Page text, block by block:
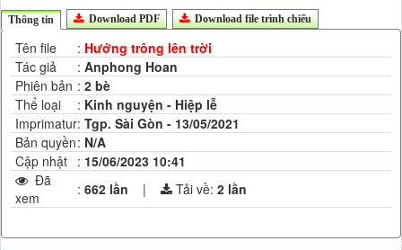
Thông tin Download PDF Download file trình chiếu
Tên file : Hướng trông lên trời
Tác giả
: Anphong Hoan
Phiên bản : 2 bè
Thể loại
: Kinh nguyện - Hiệp lễ
Imprimatur: Tgp. Sài Gòn - 13/05/2021
Bản quyền: N/A
Cập nhật : 15/06/2023 10:41
Đã
xem
: 662 lần | Tải về: 2 lần